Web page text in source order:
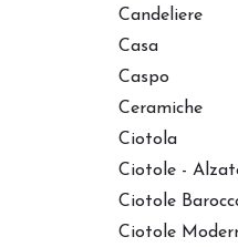
Candeliere
Casa
Caspo
Ceramiche
Ciotola
Ciotole -
Ciotole
Ciotole